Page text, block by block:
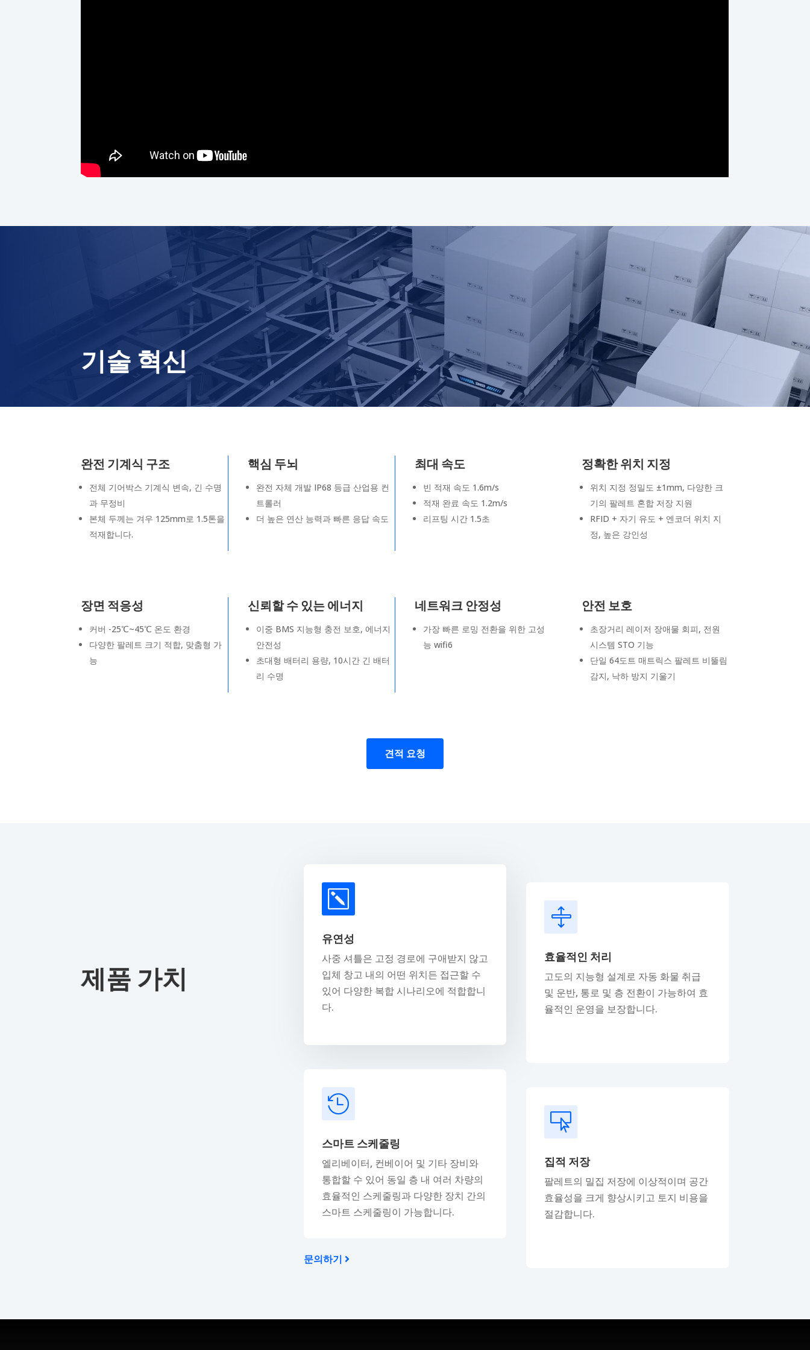
기술 혁신
완전 기계식 구조
전체 기어박스 기계식 변속, 긴 수명
과 무정비
본체 두께는 겨우 125mm로 1.5톤을
적재합니다.
핵심 두뇌
완전 자체 개발 IP68 등급 산업용 컨
트롤러
더 높은 연산 능력과 빠른 응답 속도
최대 속도
빈 적재 속도 1.6m/s
적재 완료 속도 1.2m/s
리프팅 시간 1.5초
정확한 위치 지정
위치 지정 정밀도 ±1mm, 다양한 크
기의 팔레트 혼합 저장 지원
RFID + 자기 유도 + 엔코더 위치 지
정, 높은 강인성
장면 적응성
커버 -25℃~45℃ 온도 환경
다양한 팔레트 크기 적합, 맞춤형 가
능
신뢰할 수 있는 에너지
이중 BMS 지능형 충전 보호, 에너지
안전성
초대형 배터리 용량, 10시간 긴 배터
리 수명
네트워크 안정성
가장 빠른 로밍 전환을 위한 고성
능 wifi6
안전 보호
초장거리 레이저 장애물 회피, 전원
시스템 STO 기능
단일 64도트 매트릭스 팔레트 비뚤림
감지, 낙하 방지 기울기
견적 요청
제품 가치
k
유연성
사중 셔틀은 고정 경로에 구애받지 않고
입체 창고 내의 어떤 위치든 접근할 수
있어 다양한 복합 시나리오에 적합합니
다.

스마트 스케줄링
엘리베이터, 컨베이어 및 기타 장비와
통합할 수 있어 동일 층 내 여러 차량의
효율적인 스케줄링과 다양한 장치 간의
스마트 스케줄링이 가능합니다.
문의하기

효율적인 처리
고도의 지능형 설계로 자동 화물 취급
및 운반, 통로 및 층 전환이 가능하여 효
율적인 운영을 보장합니다.

집적 저장
팔레트의 밀집 저장에 이상적이며 공간
효율성을 크게 향상시키고 토지 비용을
절감합니다.